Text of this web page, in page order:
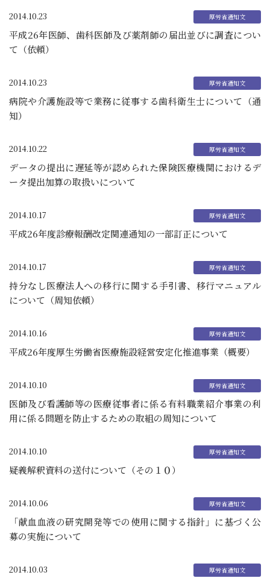
2014.10.23
平成26年医師、歯科医師及び薬剤師の届出並びに調査につい
て（依頼）
2014.10.23
病院や介護施設等で業務に従事する歯科衛生士について（通
知）
2014.10.22
データの提出に遅延等が認められた保険医療機関におけるデ
ータ提出加算の取扱いについて
2014.10.17
平成26年度診療報酬改定関連通知の一部訂正について
2014.10.17
持分なし医療法人への移行に関する手引書、移行マニュアル
について（周知依頼）
2014.10.16
平成26年度厚生労働省医療施設経営安定化推進事業（概要）
2014.10.10
医師及び看護師等の医療従事者に係る有料職業紹介事業の利
用に係る問題を防止するための取組の周知について
2014.10.10
疑義解釈資料の送付について（その１０）
2014.10.06
「献血血液の研究開発等での使用に関する指針」に基づく公
募の実施について
2014.10.03